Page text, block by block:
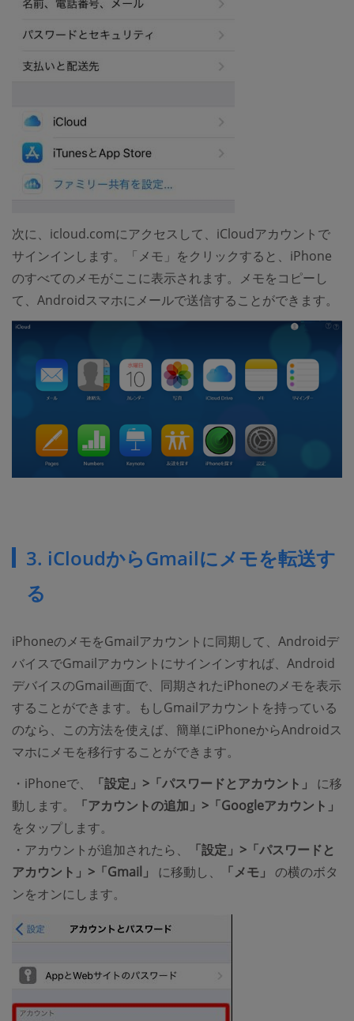
次に、icloud.comにアクセスして、iCloudアカウントで
サインインします。「メモ」をクリックすると、iPhone
のすべてのメモがここに表示されます。メモをコピーし
て、Androidスマホにメールで送信することができます。
3. iCloudからGmailにメモを転送す
る
iPhoneのメモをGmailアカウントに同期して、Androidデ
バイスでGmailアカウントにサインインすれば、Android
デバイスのGmail画面で、同期されたiPhoneのメモを表示
することができます。もしGmailアカウントを持っている
のなら、この方法を使えば、簡単にiPhoneからAndroidス
マホにメモを移行することができます。
・iPhoneで、
「設定」>「パスワードとアカウント」
に移
動します。
「アカウントの追加」>「Googleアカウント」
をタップします。
・アカウントが追加されたら、
「設定」>「パスワードと
アカウント」>「Gmail」
に移動し、 「メモ」 の横のボタ
ンをオンにします。